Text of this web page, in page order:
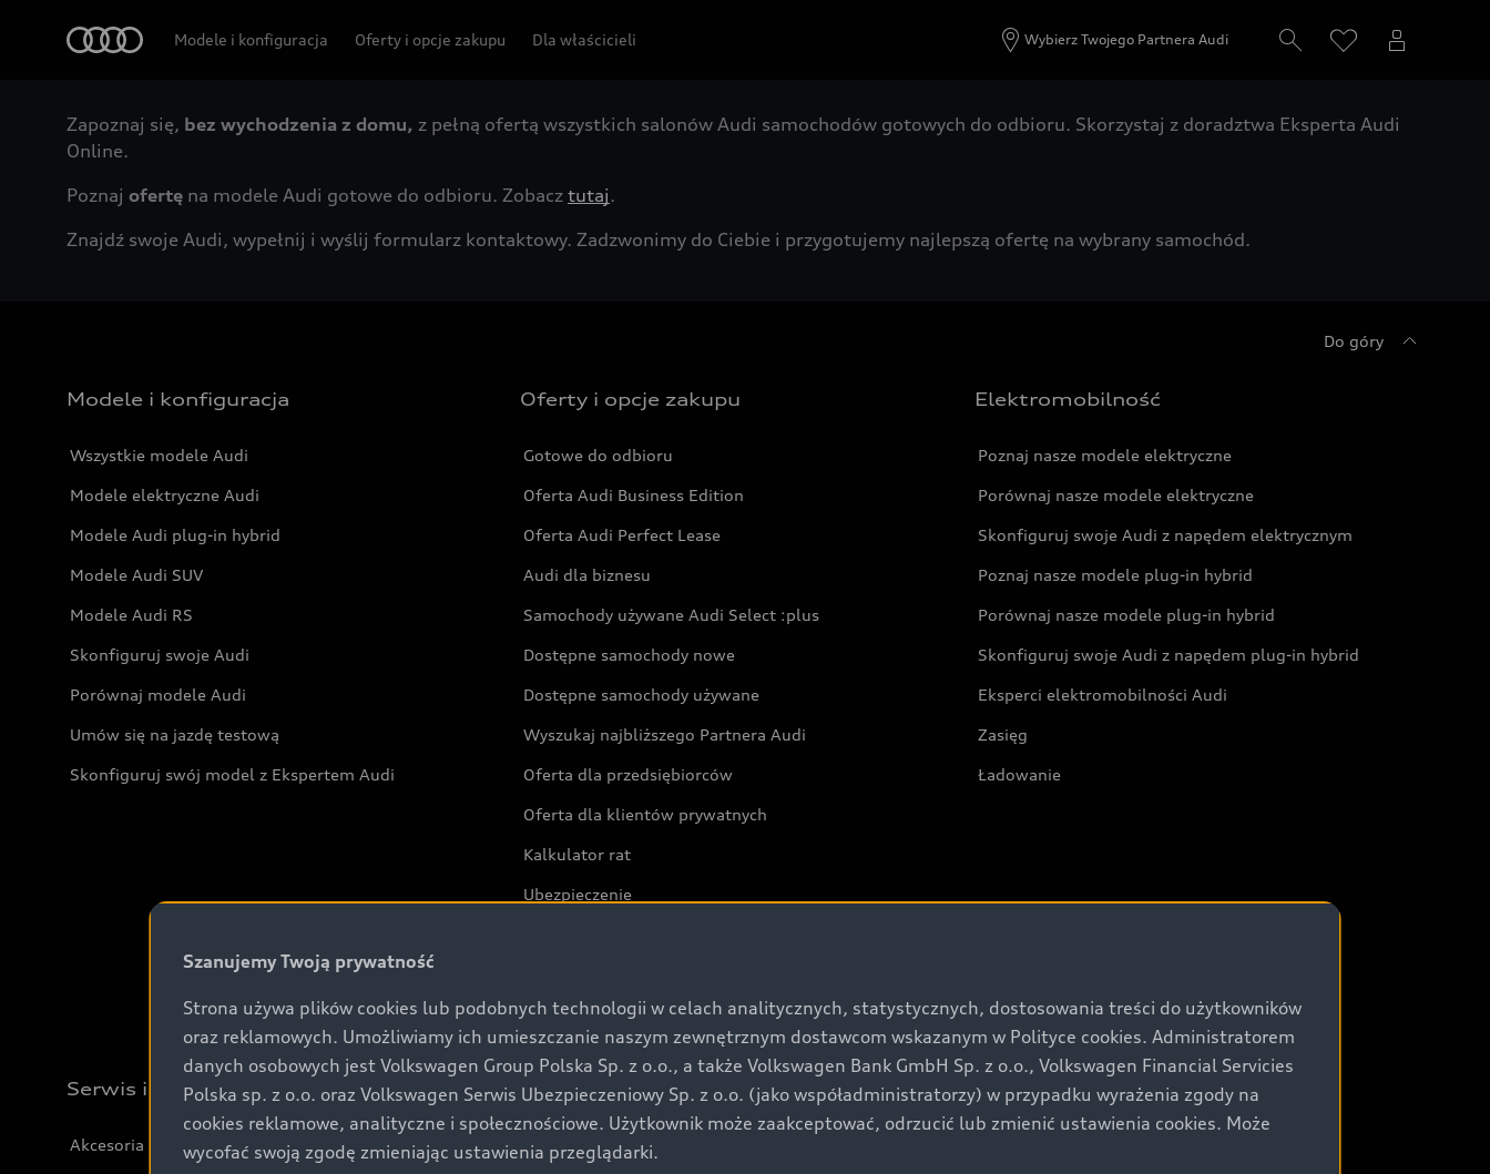
Modele i konfiguracja Oferty i opcje zakupu Dla właścicieli Wybierz Twojego Partnera Audi
Zapoznaj się, bez wychodzenia z domu, z pełną ofertą wszystkich salonów Audi samochodów gotowych do odbioru. Skorzystaj z doradztwa Eksperta Audi
Online.
Poznaj ofertę na modele Audi gotowe do odbioru. Zobacz tutaj.
Znajdź swoje Audi, wypełnij i wyślij formularz kontaktowy. Zadzwonimy do Ciebie i przygotujemy najlepszą ofertę na wybrany samochód.
Do góry
Modele i konfiguracja
Wszystkie modele Audi
Modele elektryczne Audi
Modele Audi plug-in hybrid
Modele Audi SUV
Modele Audi RS
Skonfiguruj swoje Audi
Porównaj modele Audi
Umów się na jazdę testową
Skonfiguruj swój model z Ekspertem Audi
Oferty i opcje zakupu
Gotowe do odbioru
Oferta Audi Business Edition
Oferta Audi Perfect Lease
Audi dla biznesu
Samochody używane Audi Select :plus
Dostępne samochody nowe
Dostępne samochody używane
Wyszukaj najbliższego Partnera Audi
Oferta dla przedsiębiorców
Oferta dla klientów prywatnych
Kalkulator rat
Ubezpieczenie
Audi exclusive
Elektromobilność
Poznaj nasze modele elektryczne
Porównaj nasze modele elektryczne
Skonfiguruj swoje Audi z napędem elektrycznym
Poznaj nasze modele plug-in hybrid
Porównaj nasze modele plug-in hybrid
Skonfiguruj swoje Audi z napędem plug-in hybrid
Eksperci elektromobilności Audi
Zasięg
Ładowanie
Serwis i akcesoria
Akcesoria
Świat Audi
Aktualności i historie postępu
Szanujemy Twoją prywatność
Strona używa plików cookies lub podobnych technologii w celach analitycznych, statystycznych, dostosowania treści do użytkowników
oraz reklamowych. Umożliwiamy ich umieszczanie naszym zewnętrznym dostawcom wskazanym w Polityce cookies. Administratorem
danych osobowych jest Volkswagen Group Polska Sp. z o.o., a także Volkswagen Bank GmbH Sp. z o.o., Volkswagen Financial Servicies
Polska sp. z o.o. oraz Volkswagen Serwis Ubezpieczeniowy Sp. z o.o. (jako współadministratorzy) w przypadku wyrażenia zgody na
cookies reklamowe, analityczne i społecznościowe. Użytkownik może zaakceptować, odrzucić lub zmienić ustawienia cookies. Może
wycofać swoją zgodę zmieniając ustawienia przeglądarki.